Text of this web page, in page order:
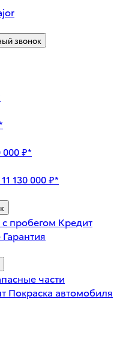
звонок
000 ₽*
130 000 ₽*
пробегом Кредит
Гарантия
части
Покраска автомобиля